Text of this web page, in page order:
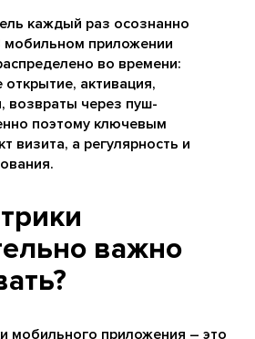
каждый раз осознанно
мобильном приложении
во времени:
открытие, активация,
возвраты через пуш-
поэтому ключевым
визита, а регулярность и
важно
мобильного приложения – это